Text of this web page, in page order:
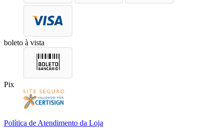
boleto à vista
Pix
Política de Atendimento da Loja